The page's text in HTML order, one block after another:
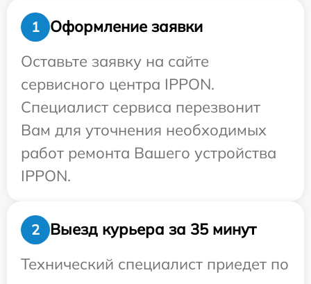
1
Оформление заявки
Оставьте заявку на сайте
сервисного центра IPPON.
Специалист сервиса перезвонит
Вам для уточнения необходимых
работ ремонта Вашего устройства
IPPON.
2
Выезд курьера за 35 минут
Технический специалист приедет по